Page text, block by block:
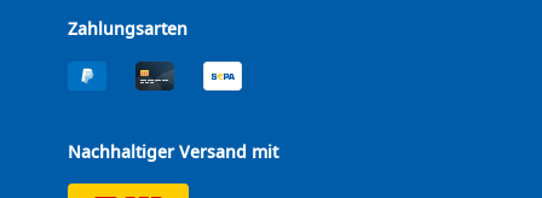
Zahlungsarten
Nachhaltiger Versand mit